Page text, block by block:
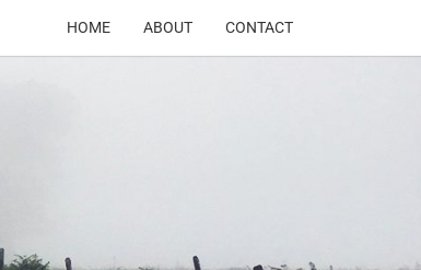
HOME ABOUT CONTACT